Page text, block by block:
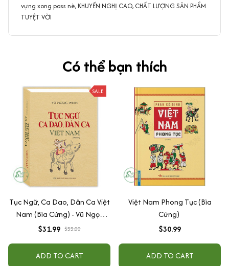
vựng xong pass nè, KHUYẾN NGHỊ CAO, CHẤT LƯỢNG SẢN PHẨM
TUYỆT VỜI
Có thể bạn thích
SALE
Tục Ngữ, Ca Dao, Dân Ca Việt
Nam (Bìa Cứng) - Vũ Ngọc
Phan
$31.99 $33.00
ADD TO CART
Việt Nam Phong Tục (Bìa
Cứng)
$30.99
ADD TO CART